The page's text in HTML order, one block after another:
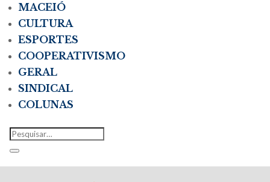
MACEIÓ
CULTURA
ESPORTES
COOPERATIVISMO
GERAL
SINDICAL
COLUNAS